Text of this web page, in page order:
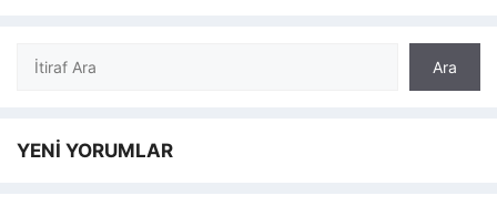
Ara
Ara
YENİ YORUMLAR